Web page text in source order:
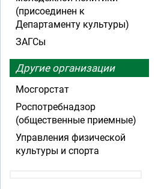
(присоединен к
Департаменту культуры)
ЗАГСы
Другие организации
Мосгорстат
Роспотребнадзор
(общественные приемные)
Управления физической
культуры и спорта